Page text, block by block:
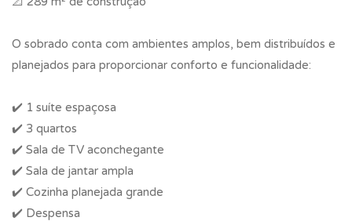
O sobrado conta com ambientes amplos, bem distribuídos e
planejados para proporcionar conforto e funcionalidade:
✔️ 1 suíte espaçosa
✔️ 3 quartos
✔️ Sala de TV aconchegante
✔️ Sala de jantar ampla
✔️ Cozinha planejada grande
✔️ Despensa